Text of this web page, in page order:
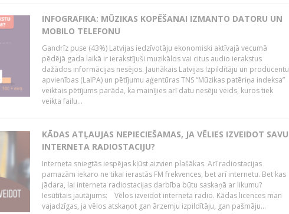
INFOGRAFIKA: MŪZIKAS KOPĒŠANAI IZMANTO DATORU UN
MOBILO TELEFONU
Gandrīz puse (43%) Latvijas iedzīvotāju ekonomiski aktīvajā vecumā
pēdējā gada laikā ir ierakstījuši muzikālos vai citus audio ierakstus
dažādos informācijas nesējos. Jaunākais Latvijas Izpildītāju un producentu
apvienības (LaIPA) un pētījumu aģentūras TNS “Mūzikas patēriņa indeksa”
veiktais pētījums parāda, ka mainījies arī datu nesēju veids, kuros tiek
veikta failu...
KĀDAS ATĻAUJAS NEPIECIEŠAMAS, JA VĒLIES IZVEIDOT SAVU
INTERNETA RADIOSTACIJU?
Interneta sniegtās iespējas kļūst aizvien plašākas. Arī radiostacijas
pamazām iekaro ne tikai ierastās FM frekvences, bet arī internetu. Bet kas
jādara, lai interneta radiostacijas darbība būtu saskaņā ar likumu?
Iesūtītais jautājums: Vēlos izveidot interneta radio. Kādas licences man
vajadzīgas, ja vēlos atskaņot gan ārzemju izpildītāju, gan pašmāju...